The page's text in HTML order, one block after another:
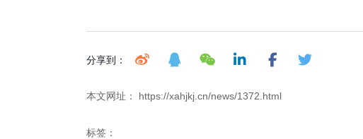
分享到：
本文网址： https://xahjkj.cn/news/1372.html
标签：